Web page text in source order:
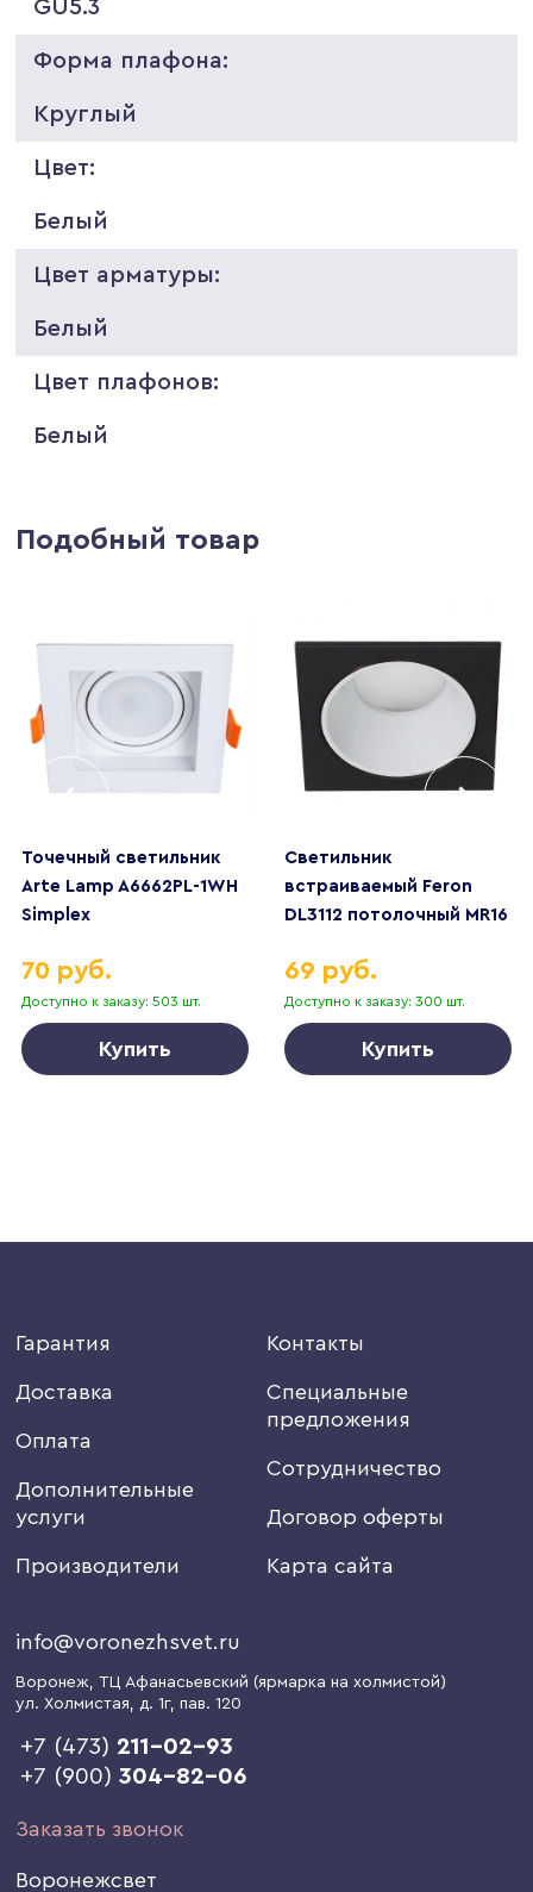
GU5.3
Форма плафона:
Круглый
Цвет:
Белый
Цвет арматуры:
Белый
Цвет плафонов:
Белый
Подобный товар
Точечный светильник
Arte Lamp A6662PL-1WH
Simplex
Доступно к заказу: 503 шт.
70 руб.
Купить
Светильник
встраиваемый Feron
DL3112 потолочный MR16
51407
Доступно к заказу: 300 шт.
69 руб.
Купить
Гарантия
Доставка
Оплата
Дополнительные
услуги
Производители
Контакты
Специальные
предложения
Сотрудничество
Договор оферты
Карта сайта
info@voronezhsvet.ru
Воронеж, ТЦ Афанасьевский (ярмарка на холмистой)
ул. Холмистая, д. 1г, пав. 120
+7 (473) 211-02-93
+7 (900)304-82-06
Заказать звонок
Воронежсвет